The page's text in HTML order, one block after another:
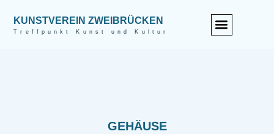
KUNSTVEREIN ZWEIBRÜCKEN
Treffpunkt Kunst und Kultur
GEHÄUSE